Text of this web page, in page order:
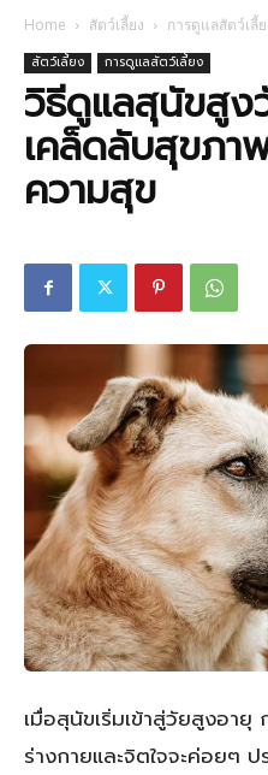
Home สัตว์เลี้ยง การดูแลสัตว์เลี้ย
สัตว์เลี้ยง การดูแลสัตว์เลี้ยง
วิธีดูแลสุนัขสูง
เคล็ดลับสุขภา
ความสุข
เมื่อสุนัขเริ่มเข้าสู่วัยสูงอา
ร่างกายและจิตใจจะค่อยๆ